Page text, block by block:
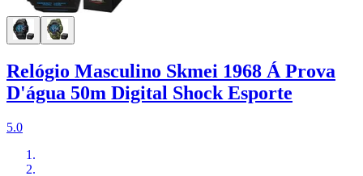
Relógio Masculino Skmei 1968 Á Prova
D'água 50m Digital Shock Esporte
5.0